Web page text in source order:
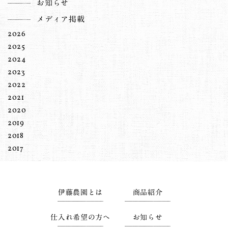
お知らせ
メディア掲載
2026
2025
2024
2023
2022
2021
2020
2019
2018
2017
伊藤農園とは 商品紹介
仕入れ希望の方へ お知らせ